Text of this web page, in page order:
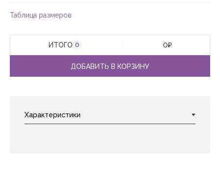
Таблица размеров
ИТОГО 0 0₽
ДОБАВИТЬ В КОРЗИНУ